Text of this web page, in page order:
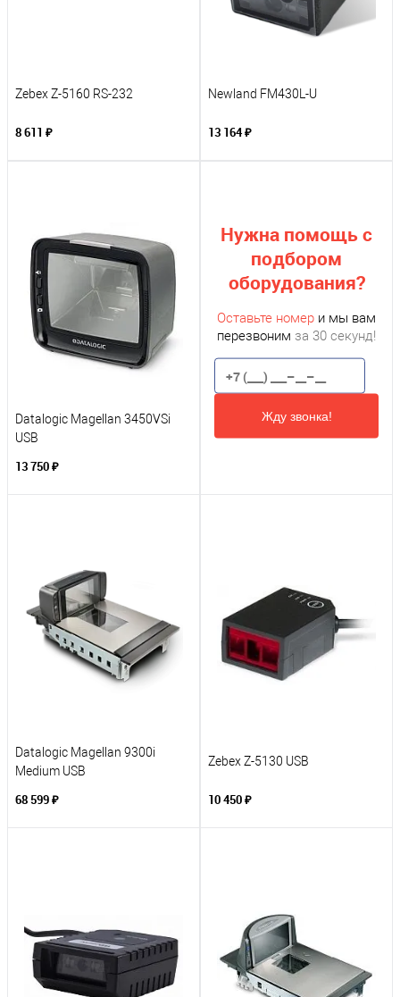
Zebex Z-5160 RS-232
8 611 ₽
Newland FM430L-U
13 164 ₽
Datalogic Magellan 3450VSi
USB
13 750 ₽
Нужна помощь с
подбором
оборудования?
Оставьте номер и мы вам
перезвоним за 30 секунд!
Жду звонка!
Datalogic Magellan 9300i
Medium USB
68 599 ₽
Zebex Z-5130 USB
10 450 ₽